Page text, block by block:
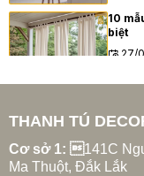
10
biệt
27/
Xu
27/
THANH TÚ
Cơ sở 1: 141C
Ma Thuột, Đắk Lắk